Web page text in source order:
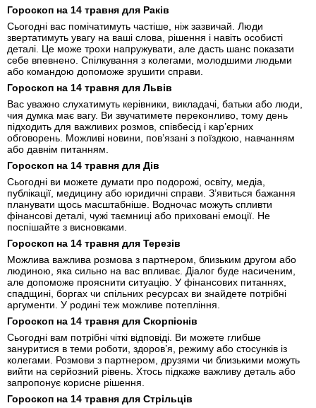
Гороскоп на 14 травня для Раків
Сьогодні вас помічатимуть частіше, ніж зазвичай. Люди
звертатимуть увагу на ваші слова, рішення і навіть особисті
деталі. Це може трохи напружувати, але дасть шанс показати
себе впевнено. Спілкування з колегами, молодшими людьми
або командою допоможе зрушити справи.
Гороскоп на 14 травня для Львів
Вас уважно слухатимуть керівники, викладачі, батьки або люди,
чия думка має вагу. Ви звучатимете переконливо, тому день
підходить для важливих розмов, співбесід і кар’єрних
обговорень. Можливі новини, пов’язані з поїздкою, навчанням
або давнім питанням.
Гороскоп на 14 травня для Дів
Сьогодні ви можете думати про подорожі, освіту, медіа,
публікації, медицину або юридичні справи. З’явиться бажання
планувати щось масштабніше. Водночас можуть спливти
фінансові деталі, чужі таємниці або приховані емоції. Не
поспішайте з висновками.
Гороскоп на 14 травня для Терезів
Можлива важлива розмова з партнером, близьким другом або
людиною, яка сильно на вас впливає. Діалог буде насиченим,
але допоможе прояснити ситуацію. У фінансових питаннях,
спадщині, боргах чи спільних ресурсах ви знайдете потрібні
аргументи. У родині теж можливе потепління.
Гороскоп на 14 травня для Скорпіонів
Сьогодні вам потрібні чіткі відповіді. Ви можете глибше
зануритися в теми роботи, здоров’я, режиму або стосунків із
колегами. Розмови з партнером, друзями чи близькими можуть
вийти на серйозний рівень. Хтось підкаже важливу деталь або
запропонує корисне рішення.
Гороскоп на 14 травня для Стрільців